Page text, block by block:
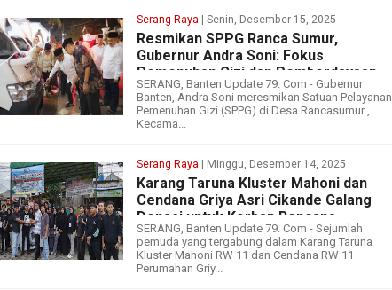
Serang Raya | Senin, Desember 15, 2025
Resmikan SPPG Ranca Sumur,
Gubernur Andra Soni: Fokus
Pemenuhan Gizi dan Pemberdayaan
Ekonomi Lokal
SERANG, Banten Update 79. Com - Gubernur
Banten, Andra Soni meresmikan Satuan Pelayanan
Pemenuhan Gizi (SPPG) di Desa Rancasumur ,
Kecama...
Serang Raya | Minggu, Desember 14, 2025
Karang Taruna Kluster Mahoni dan
Cendana Griya Asri Cikande Galang
Donasi untuk Korban Bencana
Sumatera
SERANG, Banten Update 79. Com - Sejumlah
pemuda yang tergabung dalam Karang Taruna
Kluster Mahoni RW 11 dan Cendana RW 11
Perumahan Griy...